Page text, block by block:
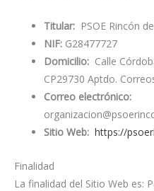
Titular: PSOE Rincón
NIF: G28477727
Domicilio: Calle
CP29730 Aptdo.
Correo electrónico:
Sitio Web: https://
Finalidad
La finalidad del Sitio Web es: